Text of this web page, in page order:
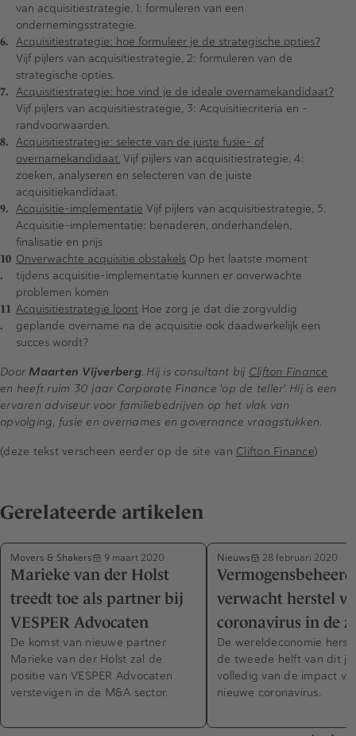
van acquisitiestrategie, 1: formuleren van een
ondernemingsstrategie.
Acquisitiestrategie: hoe formuleer je de strategische opties?
Vijf pijlers van acquisitiestrategie, 2: formuleren van de
strategische opties.
Acquisitiestrategie: hoe vind je de ideale overnamekandidaat?
Vijf pijlers van acquisitiestrategie, 3: Acquisitiecriteria en -
randvoorwaarden.
Acquisitiestrategie: selecte van de juiste fusie- of
overnamekandidaat. Vijf pijlers van acquisitiestrategie, 4:
zoeken, analyseren en selecteren van de juiste
acquisitiekandidaat.
Acquisitie-implementatie Vijf pijlers van acquisitiestrategie, 5.
Acquisitie-implementatie: benaderen, onderhandelen,
finalisatie en prijs
Onverwachte acquisitie obstakels Op het laatste moment
tijdens acquisitie-implementatie kunnen er onverwachte
problemen komen
Acquisitiestrategie loont Hoe zorg je dat die zorgvuldig
geplande overname na de acquisitie ook daadwerkelijk een
succes wordt?
Door Maarten Vijverberg. Hij is consultant bij Clifton Finance
en heeft ruim 30 jaar Corporate Finance 'op de teller'. Hij is een
ervaren adviseur voor familiebedrijven op het vlak van
opvolging, fusie en overnames en governance vraagstukken.
(deze tekst verscheen eerder op de site van Clifton Finance)
Gerelateerde artikelen
Movers & Shakers 9 maart 2020
Marieke van der Holst
treedt toe als partner bij
VESPER Advocaten
De komst van nieuwe partner
Marieke van der Holst zal de
positie van VESPER Advocaten
verstevigen in de M&A sector.
Nieuws 28 februari 2020
verwacht herstel
coronavirus in de
De wereldeconomie
de tweede helft van dit
volledig van de impact
nieuwe coronavirus.